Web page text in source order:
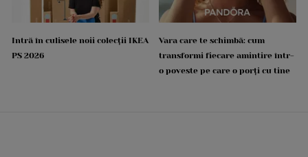
Intră în culisele noii colecții IKEA
PS 2026
Vara care te schimbă: cum
transformi fiecare amintire într-
o poveste pe care o porți cu tine